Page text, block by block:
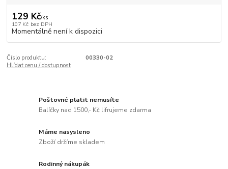
129 Kč/ks
107 Kč bez DPH
Momentálně není k dispozici
Číslo produktu:
00330-02
Hlídat cenu / dostupnost
Poštovné platit nemusíte
Balíčky nad 1500,- Kč lifrujeme zdarma
Máme nasysleno
Zboží držíme skladem
Rodinný nákupák